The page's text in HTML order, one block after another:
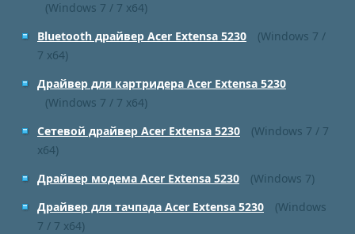
(Windows 7 / 7 x64)
Bluetooth драйвер Acer Extensa 5230
(Windows 7 /
7 x64)
Драйвер для картридера Acer Extensa 5230
(Windows 7 / 7 x64)
Сетевой драйвер Acer Extensa 5230
(Windows 7 / 7
x64)
Драйвер модема Acer Extensa 5230
(Windows 7)
Драйвер для тачпада Acer Extensa 5230
(Windows
7 / 7 x64)